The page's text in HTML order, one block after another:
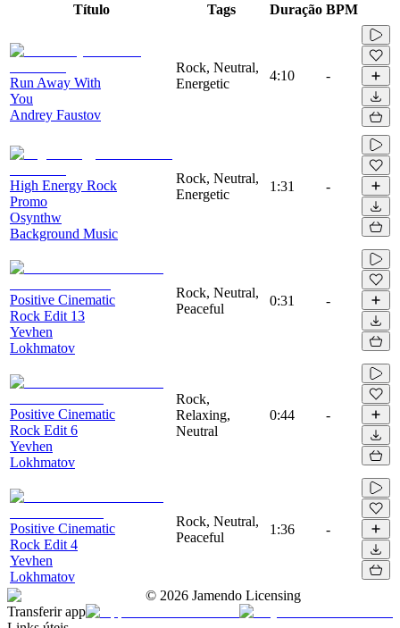
Título Tags Duração BPM
Run Away With
You
Andrey Faustov
Rock, Neutral,
Energetic
4:10 -
High Energy Rock
Promo
Osynthw
Background Music
Rock, Neutral,
Energetic
1:31 -
Positive Cinematic
Rock Edit 13
Yevhen
Lokhmatov
Rock, Neutral,
Peaceful
0:31 -
Positive Cinematic
Rock Edit 6
Yevhen
Lokhmatov
Rock,
Relaxing,
Neutral
0:44 -
Positive Cinematic
Rock Edit 4
Yevhen
Lokhmatov
Rock, Neutral,
Peaceful
1:36 -
© 2026 Jamendo Licensing
Transferir app